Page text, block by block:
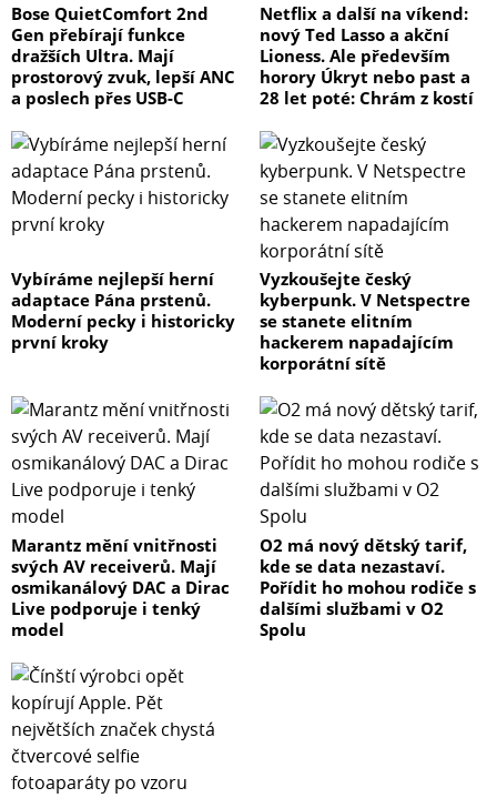
Bose QuietComfort 2nd
Gen přebírají funkce
dražších Ultra. Mají
prostorový zvuk, lepší ANC
a poslech přes USB-C
Netflix a další na víkend:
nový Ted Lasso a akční
Lioness. Ale především
horory Úkryt nebo past a
28 let poté: Chrám z kostí
Vybíráme nejlepší herní
adaptace Pána prstenů.
Moderní pecky i historicky
první kroky
Vyzkoušejte český
kyberpunk. V Netspectre
se stanete elitním
hackerem napadajícím
korporátní sítě
Marantz mění vnitřnosti
svých AV receiverů. Mají
osmikanálový DAC a Dirac
Live podporuje i tenký
model
O2 má nový dětský tarif,
kde se data nezastaví.
Pořídit ho mohou rodiče s
dalšími službami v O2
Spolu